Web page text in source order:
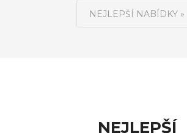
NEJLEPŠÍ NABÍDKY »
NEJLEPŠÍ